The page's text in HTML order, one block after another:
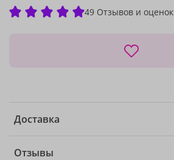
49 Отзывов и оценок
Доставка
Отзывы